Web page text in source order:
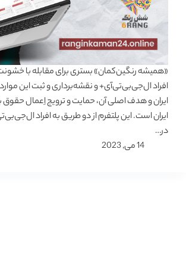
«همیشه رنگین‌کمان» بستری برای مقابله با
افراد ال‌جی‌بی‌تی‌آی+ و نقشه‌برداری و ثبت این
ایران و هدف اصلی آن، حمایت و ترویج اِعمال حقوق
ایران است. این پلتفرم از دو طریق به افراد
در…
14 می, 2023